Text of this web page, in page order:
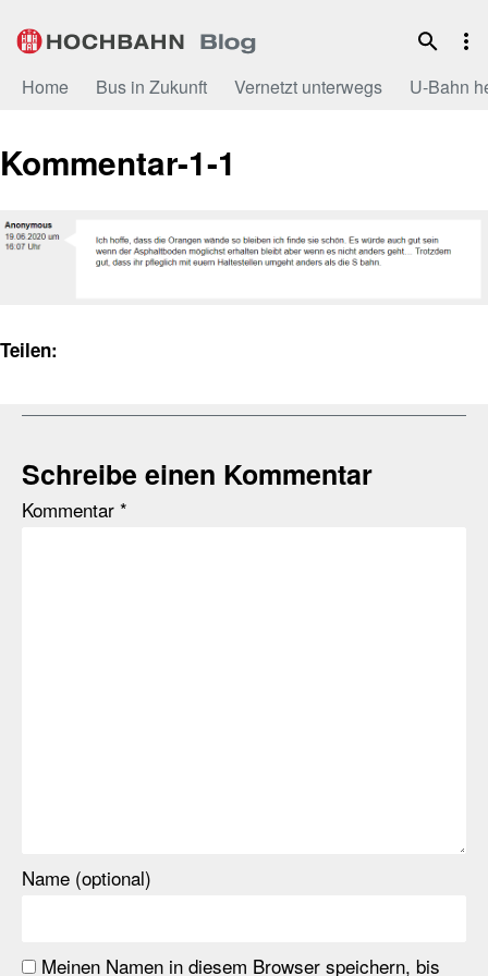
Inhalt
Home Bus in Zukunft Vernetzt unterwegs U-Bahn
Kommentar-1-1
Teilen:
Schreibe einen Kommentar
Kommentar *
Name (optional)
Meinen Namen in diesem Browser speichern, bis